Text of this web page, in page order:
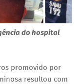
do hospital
promovido por
resultou com